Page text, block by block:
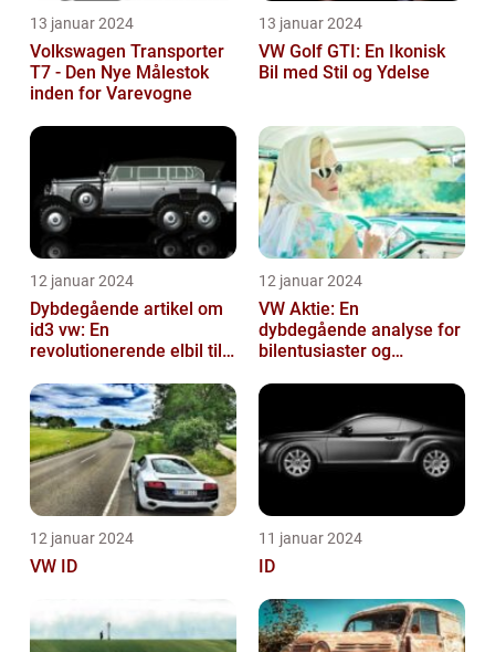
13 januar 2024
Volkswagen Transporter
T7 - Den Nye Målestok
inden for Varevogne
13 januar 2024
VW Golf GTI: En Ikonisk
Bil med Stil og Ydelse
12 januar 2024
Dybdegående artikel om
id3 vw: En
revolutionerende elbil til
12 januar 2024
VW Aktie: En
dybdegående analyse for
bilentusiaster og
12 januar 2024
VW ID
11 januar 2024
ID